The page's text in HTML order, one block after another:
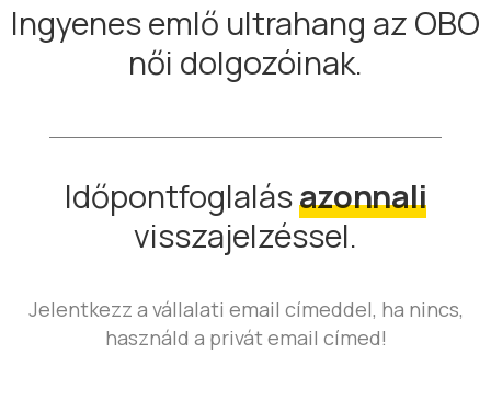
Ingyenes emlő ultrahang az OBO
női dolgozóinak.
Időpontfoglalásazonnali
visszajelzéssel.
Jelentkezz a vállalati email címeddel, ha nincs,
használd a privát email címed!